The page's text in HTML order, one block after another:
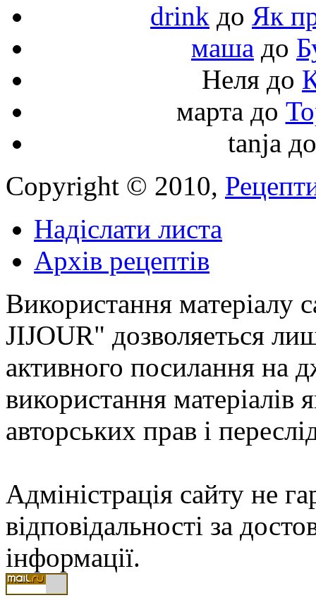
drink до Як
маша до
Неля до
марта до
tanja
Copyright © 2010,
Надіслати листа
Архів рецептів
Використання матеріалу
JIJOUR" дозволяеться
активного посилання на
використання
авторських прав і
Адміністрація сайту не
відповідальності за
інформації.